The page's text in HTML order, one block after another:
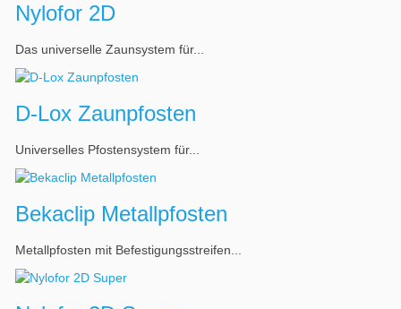
Nylofor 2D
Das universelle Zaunsystem für...
D-Lox Zaunpfosten
Universelles Pfostensystem für...
Bekaclip Metallpfosten
Metallpfosten mit Befestigungsstreifen...